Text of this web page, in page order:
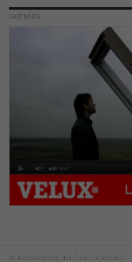
PARTNERS
© Associazione dei Comuni Virtuosi -